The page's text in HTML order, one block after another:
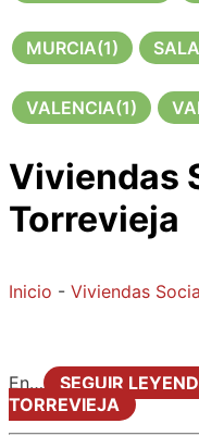
MURCIA(1)
VALENCIA(1)
Viviendas
Torrevieja
Inicio - Viviendas
En… SEGUIR
TORREVIEJA